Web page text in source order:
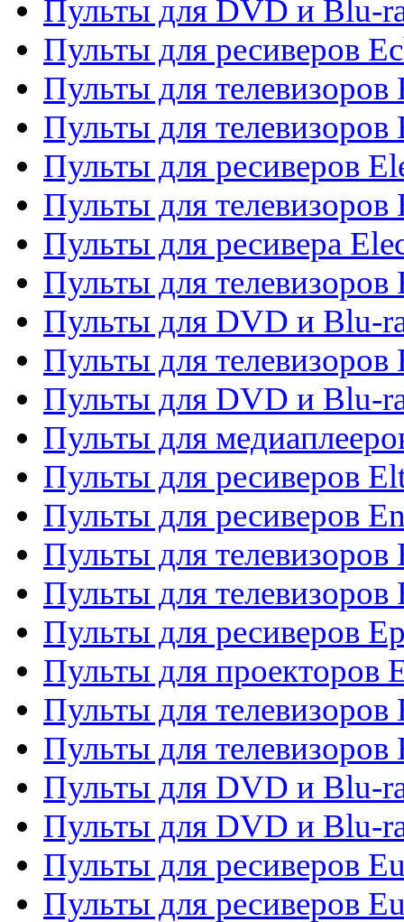
Пульты для DVD и Blu-
Пульты для ресиверов
Пульты для телевизоров
Пульты для телевизоров
Пульты для ресиверов
Пульты для телевизоров
Пульты для ресивера
Пульты для телевизоров
Пульты для DVD и Blu-
Пульты для телевизоров
Пульты для DVD и Blu-
Пульты для
Пульты для ресиверов
Пульты для ресиверов
Пульты для телевизоров
Пульты для телевизоров
Пульты для ресиверов
Пульты для проекторов
Пульты для телевизоров
Пульты для телевизоров
Пульты для DVD и Blu-
Пульты для DVD и Blu-
Пульты для ресиверов
Пульты для ресиверов